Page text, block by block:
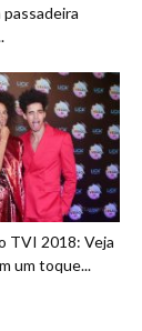
TVI 2018: Veja
um toque...